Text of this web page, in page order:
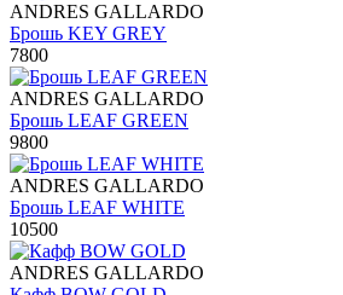
ANDRES GALLARDO
Брошь KEY GREY
7800
ANDRES GALLARDO
Брошь LEAF GREEN
9800
ANDRES GALLARDO
Брошь LEAF WHITE
10500
ANDRES GALLARDO